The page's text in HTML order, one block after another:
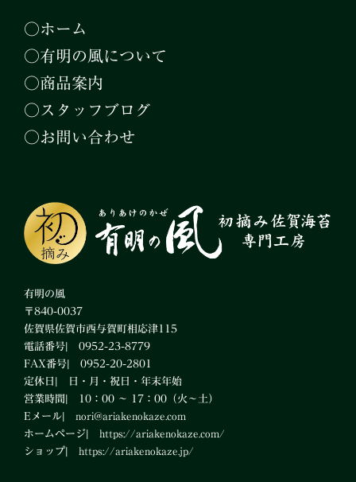
○ホーム
○有明の風について
○商品案内
○スタッフブログ
○お問い合わせ
有明の風
〒840-0037
佐賀県佐賀市西与賀町相応津115
電話番号| 0952-23-8779
FAX番号| 0952-20-2801
定休日| 日・月・祝日・年末年始
営業時間| 10：00 ～ 17：00（火～土）
Eメール| nori@ariakenokaze.com
ホームページ|
https://ariakenokaze.com/
ショップ|
https://ariakenokaze.jp/